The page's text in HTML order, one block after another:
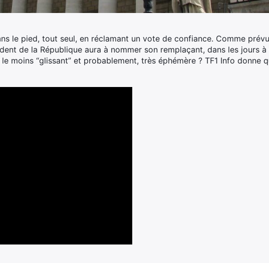
le pied, tout seul, en réclamant un vote de confiance. Comme
de la République aura à nommer son remplaçant, dans les jours à
moins “glissant” et probablement, très éphémère ? TF1 Info donne